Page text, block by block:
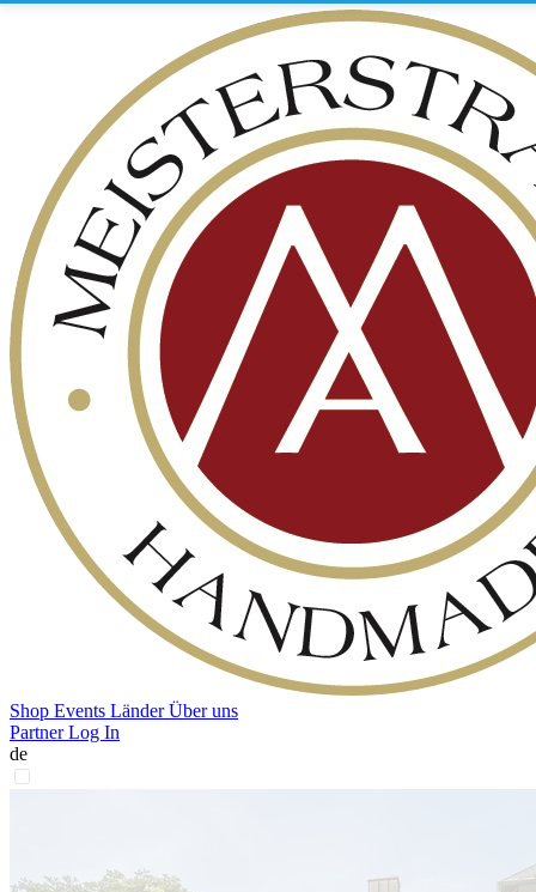
Shop Events LänderÜber uns
Partner Log In
de